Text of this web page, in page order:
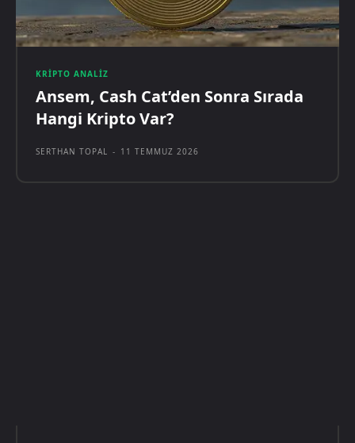
KRIPTO ANALIZ
Ansem, Cash Cat’den Sonra Sırada
Hangi Kripto Var?
SERTHAN TOPAL - 11 TEMMUZ 2026